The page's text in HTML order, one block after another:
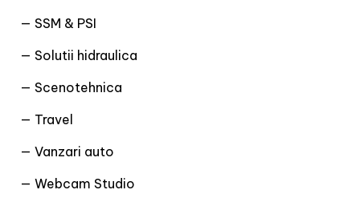
— SSM & PSI
— Solutii hidraulica
— Scenotehnica
— Travel
— Vanzari auto
— Webcam Studio